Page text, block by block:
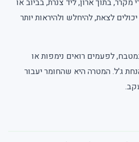
בתוך ארון, ליד צנרת, בביוב או
לצאת, להיחלש ולהיראות יותר
לפעמים רואים נימפות או
ג'ל. המטרה היא שהחומר יעבור